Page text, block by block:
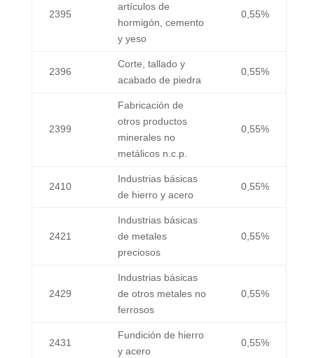
2395
artículos de
hormigón, cemento
y yeso
0,55%
2396
Corte, tallado y
acabado de piedra
0,55%
2399
Fabricación de
otros productos
minerales no
metálicos n.c.p.
0,55%
2410
Industrias básicas
de hierro y acero
0,55%
2421
Industrias básicas
de metales
preciosos
0,55%
2429
Industrias básicas
de otros metales no
ferrosos
0,55%
2431
Fundición de hierro
y acero
0,55%